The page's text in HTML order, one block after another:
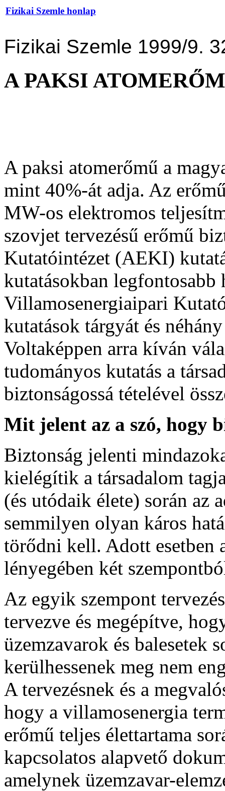
Fizikai Szemle honlap
Fizikai Szemle 1999/9.
A PAKSI
A paksi atomerőmű a
mint 40%-át adja. Az
MW-os elektromos
szovjet tervezésű erőmű
Kutatóintézet (AEKI)
kutatásokban legfontosabb
Villamosenergiaipari
kutatások tárgyát és
Voltaképpen arra kíván
tudományos kutatás a
biztonságossá tételével
Mit jelent az a szó, hogy
Biztonság jelenti
kielégítik a társadalom
(és utódaik élete) során az
semmilyen olyan káros
törődni kell. Adott esetben
lényegében két
Az egyik szempont
tervezve és megépítve,
üzemzavarok és balesetek
kerülhessenek meg nem
A tervezésnek és a
hogy a villamosenergia
erőmű teljes élettartama
kapcsolatos alapvető
amelynek üzemzavar-